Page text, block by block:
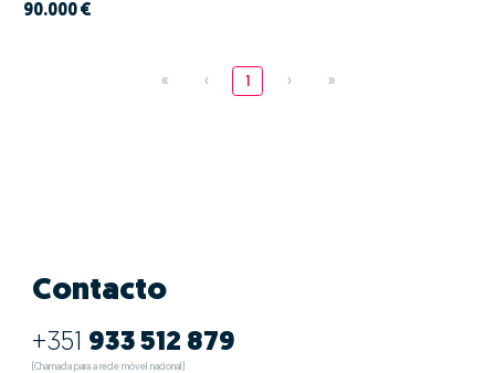
90.000 €
« ‹ 1 › »
Contacto
+351 933 512 879
(Chamada para a rede móvel nacional)